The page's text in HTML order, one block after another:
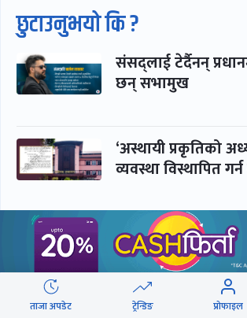
छुटाउनुभयो कि ?
संसद्लाई टेर्दैनन्
छन् सभामुख
‘अस्थायी प्रकृतिको
व्यवस्था विस्थापित
सरकार-प्रसाईं
पक्राउ, तुरुन्तै रिहा
ताजा अपडेट ट्रेन्डिङ प्रोफाइल